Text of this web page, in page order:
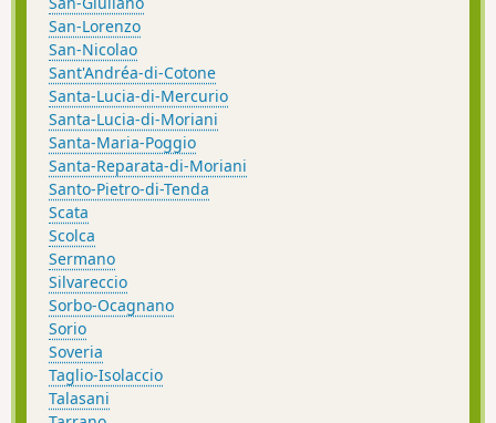
San-Lorenzo
San-Nicolao
Sant'Andréa-di-Cotone
Santa-Lucia-di-Mercurio
Santa-Lucia-di-Moriani
Santa-Maria-Poggio
Santa-Reparata-di-Moriani
Santo-Pietro-di-Tenda
Scata
Scolca
Sermano
Silvareccio
Sorbo-Ocagnano
Sorio
Soveria
Taglio-Isolaccio
Talasani